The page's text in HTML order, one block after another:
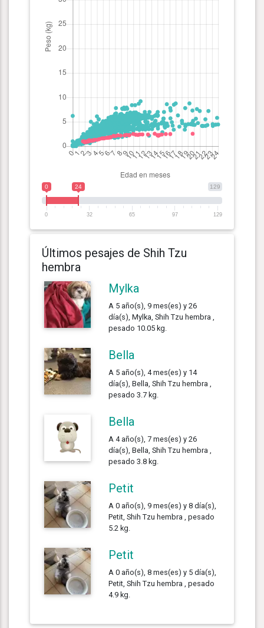
129
0 24
0 32 65 97 129
Últimos pesajes de Shih Tzu
hembra
Mylka
A 5 año(s), 9 mes(es) y 26
día(s), Mylka, Shih Tzu hembra ,
pesado 10.05 kg.
Bella
A 5 año(s), 4 mes(es) y 14
día(s), Bella, Shih Tzu hembra ,
pesado 3.7 kg.
Bella
A 4 año(s), 7 mes(es) y 26
día(s), Bella, Shih Tzu hembra ,
pesado 3.8 kg.
Petit
A 0 año(s), 9 mes(es) y 8 día(s),
Petit, Shih Tzu hembra , pesado
5.2 kg.
Petit
A 0 año(s), 8 mes(es) y 5 día(s),
Petit, Shih Tzu hembra , pesado
4.9 kg.